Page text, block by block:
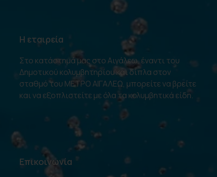
Η εταιρεία
Στο κατάστημά μας στο Αιγάλεω, έναντι του
Δημοτικού κολυμβητηρίου και δίπλα στον
σταθμό του ΜΕΤΡΟ ΑΙΓΑΛΕΩ, μπορείτε να βρείτε
και να εξοπλιστείτε με όλα τα κολυμβητικά είδη.
Επικοινωνία